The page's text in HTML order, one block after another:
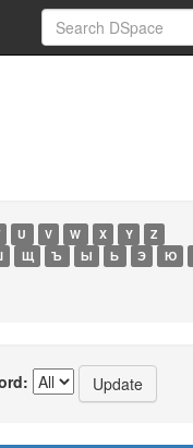
U V W X Y
Z
Щ Ъ Ы Ь Э Ю